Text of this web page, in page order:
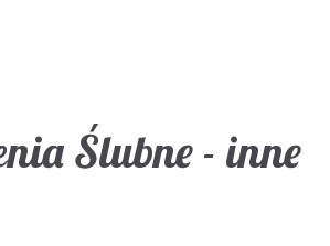
Ślubne - inne